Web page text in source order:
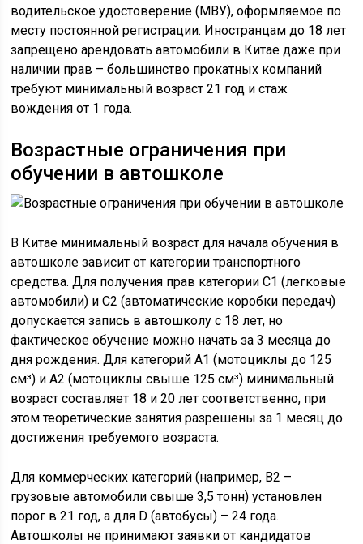
водительское удостоверение (МВУ), оформляемое по
месту постоянной регистрации. Иностранцам до 18 лет
запрещено арендовать автомобили в Китае даже при
наличии прав – большинство прокатных компаний
требуют минимальный возраст 21 год и стаж
вождения от 1 года.
Возрастные ограничения при
обучении в автошколе
В Китае минимальный возраст для начала обучения в
автошколе зависит от категории транспортного
средства. Для получения прав категории C1 (легковые
автомобили) и C2 (автоматические коробки передач)
допускается запись в автошколу с 18 лет, но
фактическое обучение можно начать за 3 месяца до
дня рождения. Для категорий A1 (мотоциклы до 125
см³) и A2 (мотоциклы свыше 125 см³) минимальный
возраст составляет 18 и 20 лет соответственно, при
этом теоретические занятия разрешены за 1 месяц до
достижения требуемого возраста.
Для коммерческих категорий (например, B2 –
грузовые автомобили свыше 3,5 тонн) установлен
порог в 21 год, а для D (автобусы) – 24 года.
Автошколы не принимают заявки от кандидатов